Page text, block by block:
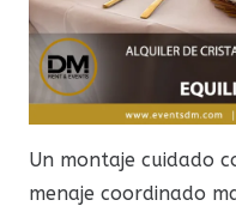
Un montaje cuidado
menaje coordinado